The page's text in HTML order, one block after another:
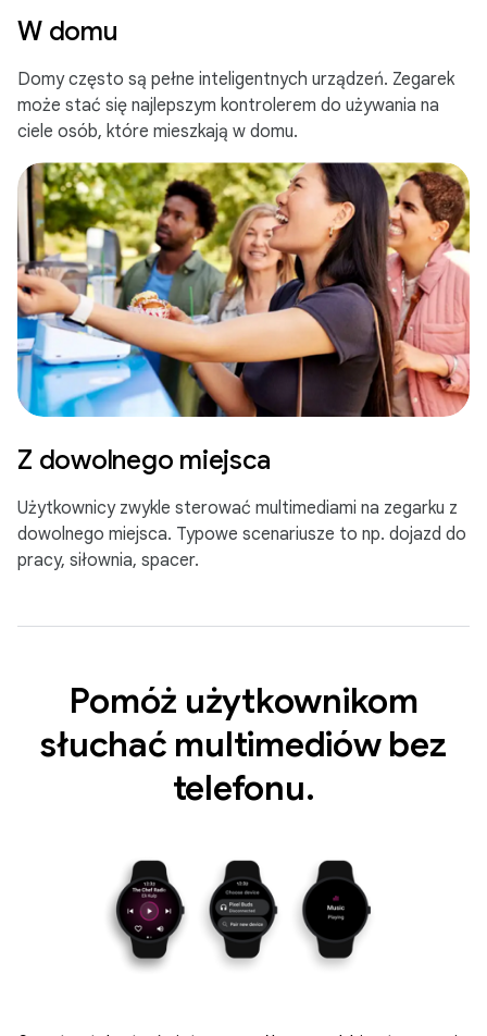
W domu
Domy często są pełne inteligentnych urządzeń. Zegarek
może stać się najlepszym kontrolerem do używania na
ciele osób, które mieszkają w domu.
Z dowolnego miejsca
Użytkownicy zwykle sterować multimediami na zegarku z
dowolnego miejsca. Typowe scenariusze to np. dojazd do
pracy, siłownia, spacer.
Pomóż użytkownikom
słuchać multimediów bez
telefonu.